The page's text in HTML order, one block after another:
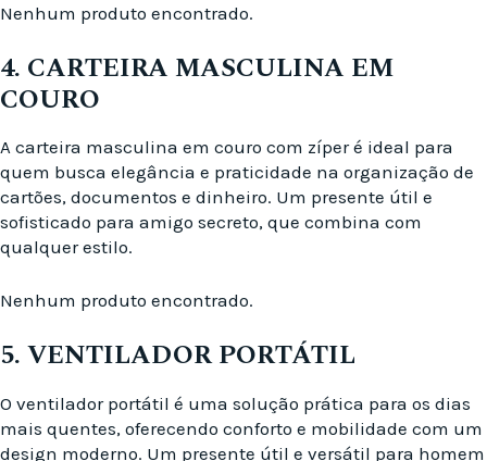
Nenhum produto encontrado.
4. CARTEIRA MASCULINA EM
COURO
A carteira masculina em couro com zíper é ideal para
quem busca elegância e praticidade na organização de
cartões, documentos e dinheiro. Um presente útil e
sofisticado para amigo secreto, que combina com
qualquer estilo.
Nenhum produto encontrado.
5. VENTILADOR PORTÁTIL
O ventilador portátil é uma solução prática para os dias
mais quentes, oferecendo conforto e mobilidade com um
design moderno. Um presente útil e versátil para homem